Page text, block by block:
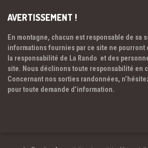
AVERTISSEMENT !
En montagne, chacun est responsable de sa
informations fournies par ce site ne pourront
la responsabilité de La Rando et des
site. Nous déclinons toute responsabilité en
Concernant nos sorties randonnées,
pour toute demande d’information.